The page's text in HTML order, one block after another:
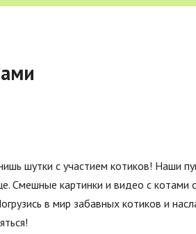
шутки с участием котиков! Наши
Смешные картинки и видео с котами
в мир забавных котиков и